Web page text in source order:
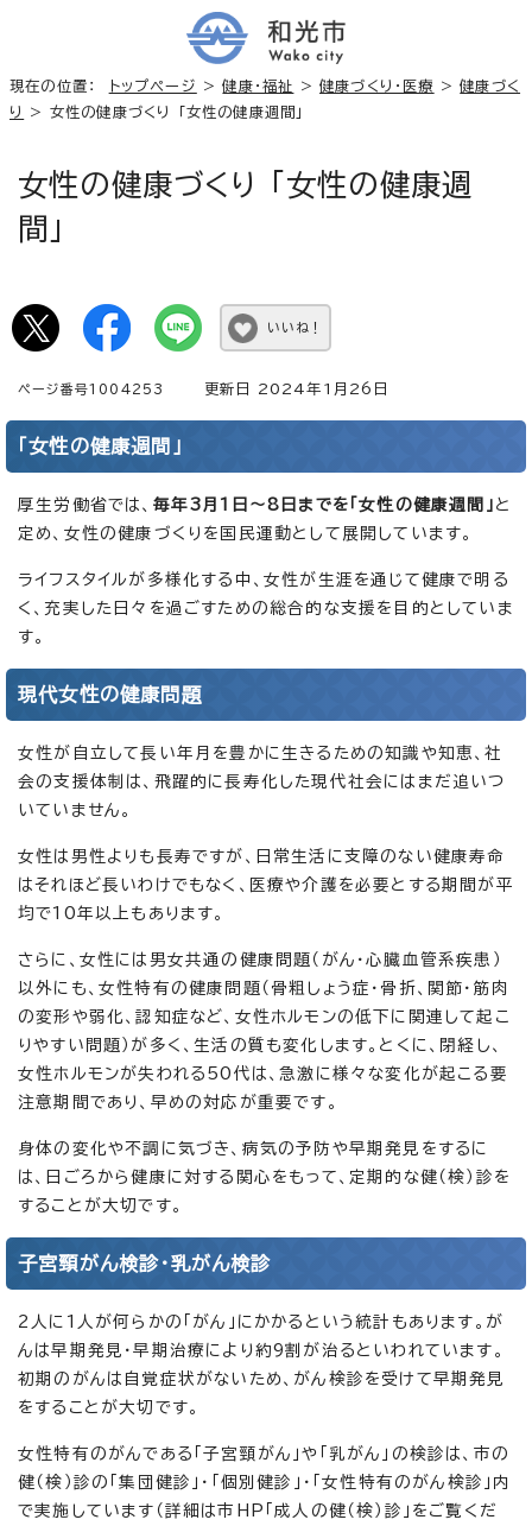
現在の位置： トップページ >健康・福祉 >健康づくり・医療 >健康づく
り
> 女性の健康づくり 「女性の健康週間」
女性の健康づくり 「女性の健康週
間」
いいね！
ページ番号1004253 更新日 2024年1月26日
「女性の健康週間」
厚生労働省では、 毎年3月1日～8日までを「女性の健康週間」 と
定め、女性の健康づくりを国民運動として展開しています。
ライフスタイルが多様化する中、女性が生涯を通じて健康で明る
く、充実した日々を過ごすための総合的な支援を目的としていま
す。
現代女性の健康問題
女性が自立して長い年月を豊かに生きるための知識や知恵、社
会の支援体制は、飛躍的に長寿化した現代社会にはまだ追いつ
いていません。
女性は男性よりも長寿ですが、日常生活に支障のない健康寿命
はそれほど長いわけでもなく、医療や介護を必要とする期間が平
均で10年以上もあります。
さらに、女性には男女共通の健康問題（がん・心臓血管系疾患）
以外にも、女性特有の健康問題（骨粗しょう症・骨折、関節・筋肉
の変形や弱化、認知症など、女性ホルモンの低下に関連して起こ
りやすい問題）が多く、生活の質も変化します。とくに、閉経し、
女性ホルモンが失われる50代は、急激に様々な変化が起こる要
注意期間であり、早めの対応が重要です。
身体の変化や不調に気づき、病気の予防や早期発見をするに
は、日ごろから健康に対する関心をもって、定期的な健（検）診を
することが大切です。
子宮頸がん検診・乳がん検診
2人に1人が何らかの「がん」にかかるという統計もあります。が
んは早期発見・早期治療により約9割が治るといわれています。
初期のがんは自覚症状がないため、がん検診を受けて早期発見
をすることが大切です。
女性特有のがんである「子宮頸がん」や「乳がん」の検診は、市の
健（検）診の「集団健診」・「個別健診」・「女性特有のがん検診」内
で実施しています（詳細は市HP「成人の健（検）診」をご覧くだ